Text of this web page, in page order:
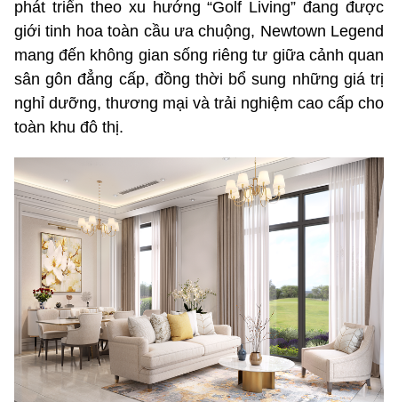
phát triển theo xu hướng “Golf Living” đang được
giới tinh hoa toàn cầu ưa chuộng, Newtown Legend
mang đến không gian sống riêng tư giữa cảnh quan
sân gôn đẳng cấp, đồng thời bổ sung những giá trị
nghỉ dưỡng, thương mại và trải nghiệm cao cấp cho
toàn khu đô thị.